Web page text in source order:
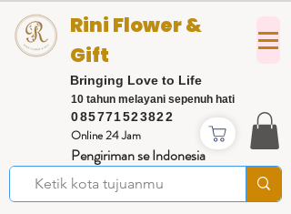
085771523822
Rini Flower &
Gift
Bringing Love to Life
Online 24 Jam
Pengiriman se Indonesia
10 tahun melayani sepenuh hati